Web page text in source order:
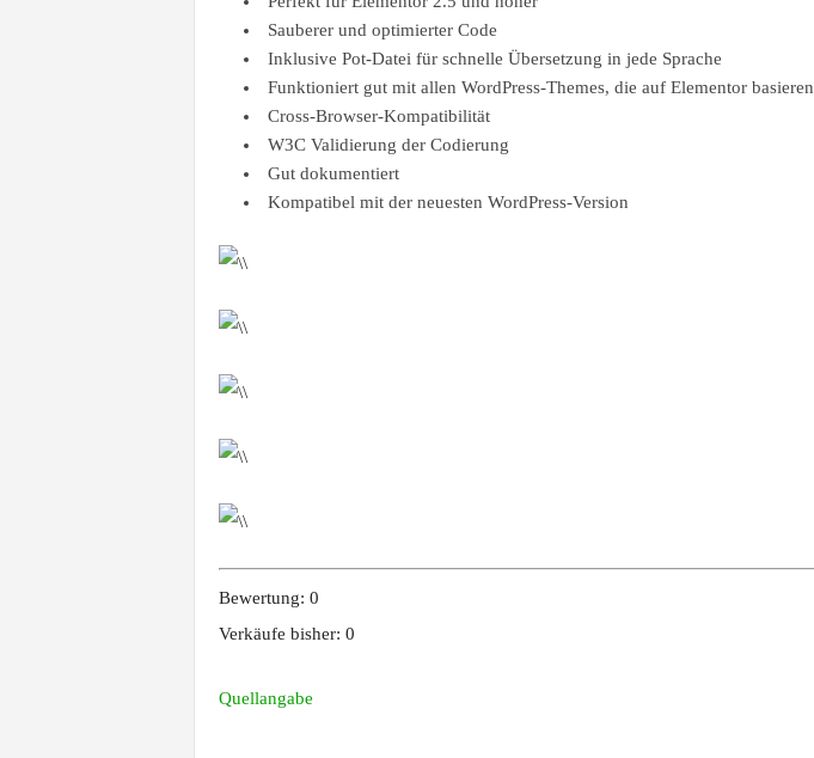
Sauberer und optimierter Code
Inklusive Pot-Datei für schnelle Übersetzung in jede Sprache
Funktioniert gut mit allen WordPress-Themes, die auf Elementor basieren
Cross-Browser-Kompatibilität
W3C Validierung der Codierung
Gut dokumentiert
Kompatibel mit der neuesten WordPress-Version
Bewertung: 0
Verkäufe bisher: 0
Quellangabe